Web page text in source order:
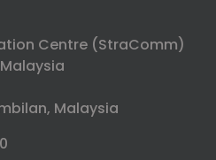
Centre (StraComm)
Malaysia